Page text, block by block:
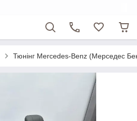
Тюнінг Mercedes-Benz (Мерседес